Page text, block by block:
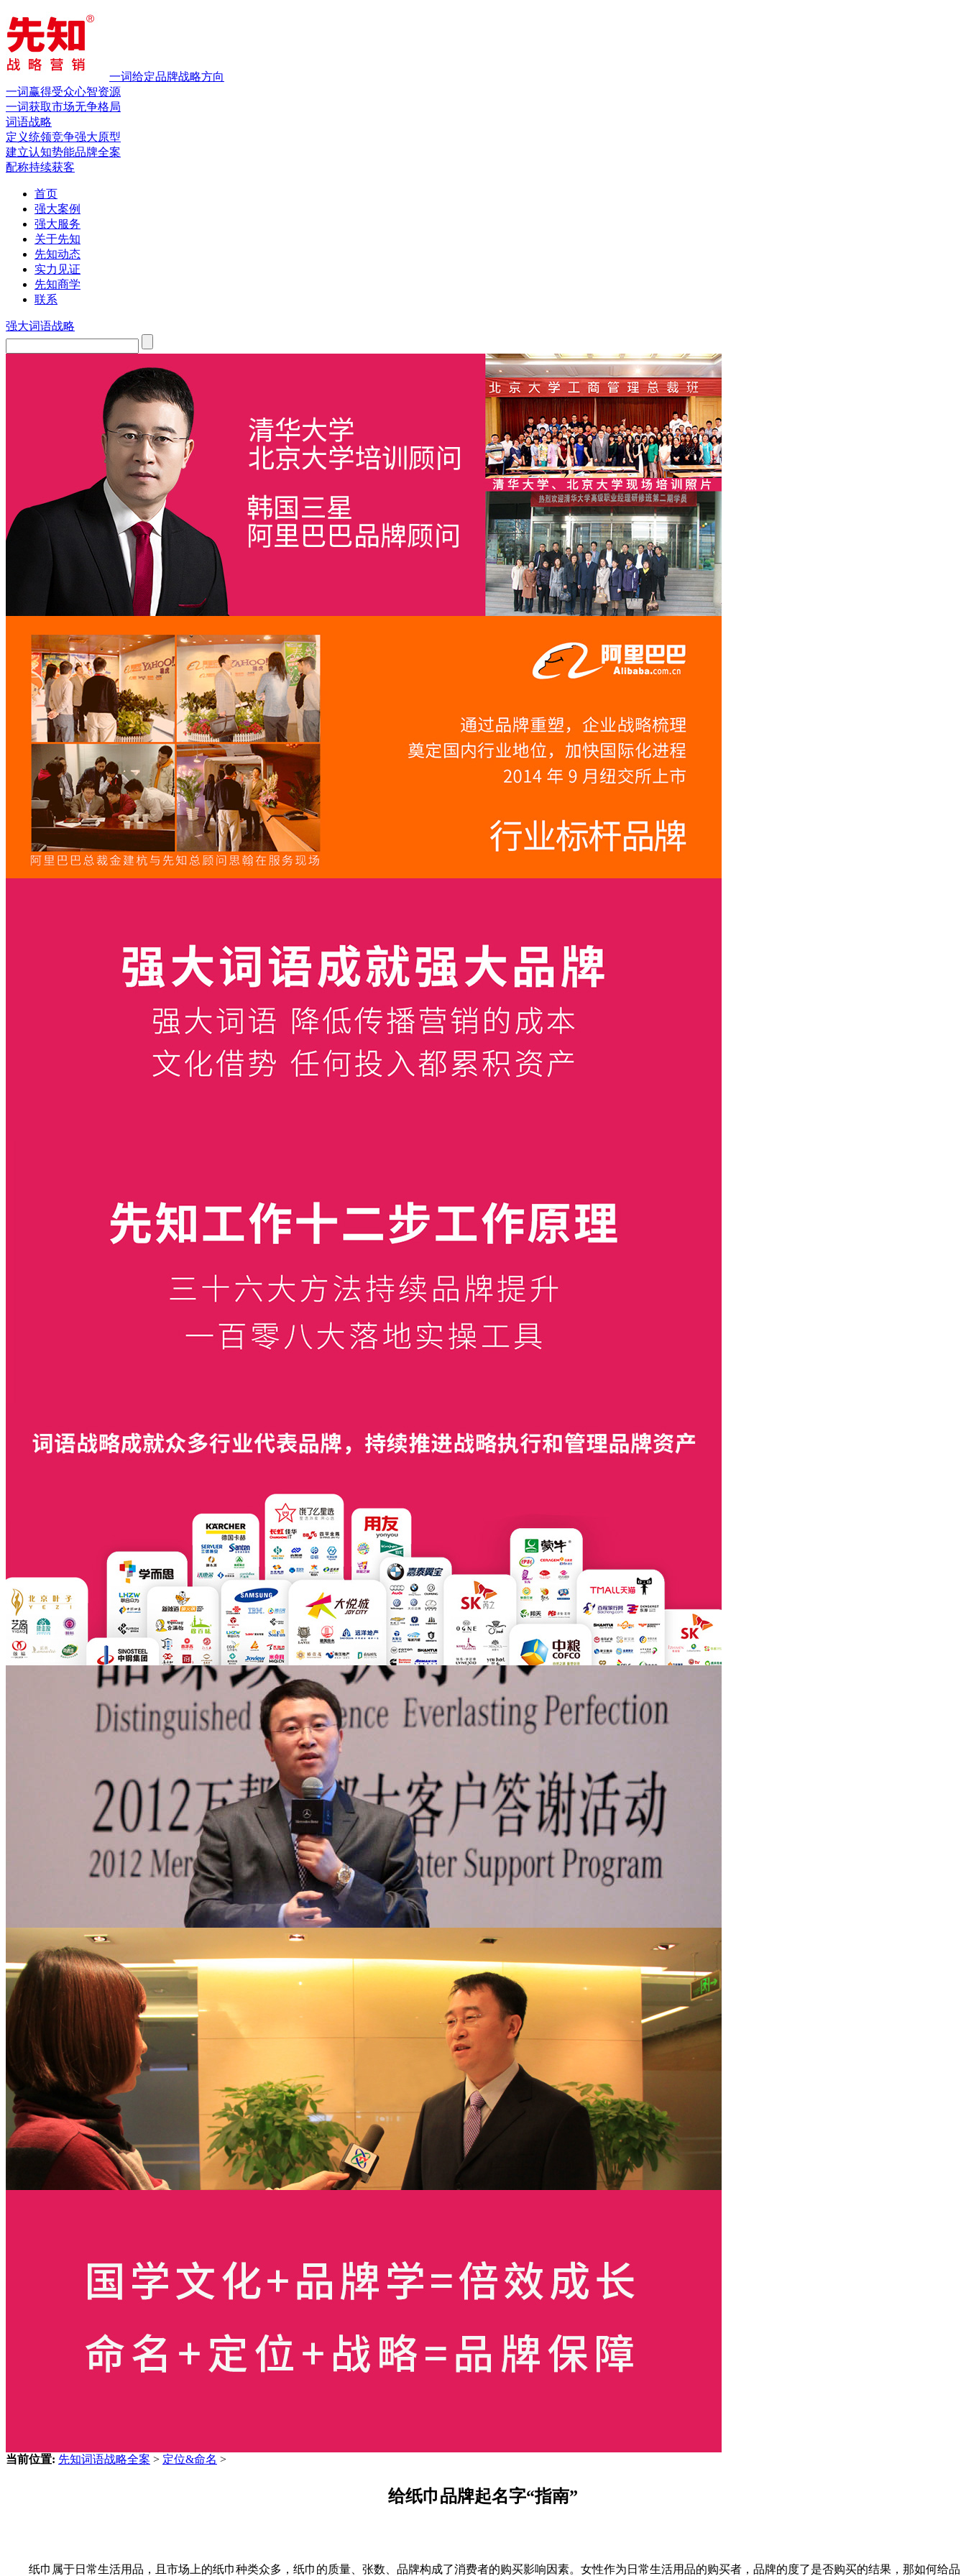
一词给定品牌战略方向
一词赢得受众心智资源
一词获取市场无争格局
词语战略
定义统领竞争强大原型
建立认知势能品牌全案
配称持续获客
首页
强大案例
强大服务
关于先知
先知动态
实力见证
先知商学
联系
强大词语战略
当前位置: 先知词语战略全案 > 定位&命名 >
给纸巾品牌起名字“指南”
纸巾属于日常生活用品，且市场上的纸巾种类众多，纸巾的质量、张数、品牌构成了消费者的购买影响因素。女性作为日常生活用品的购买者，品牌的度了是否购买的结果，那如何给品